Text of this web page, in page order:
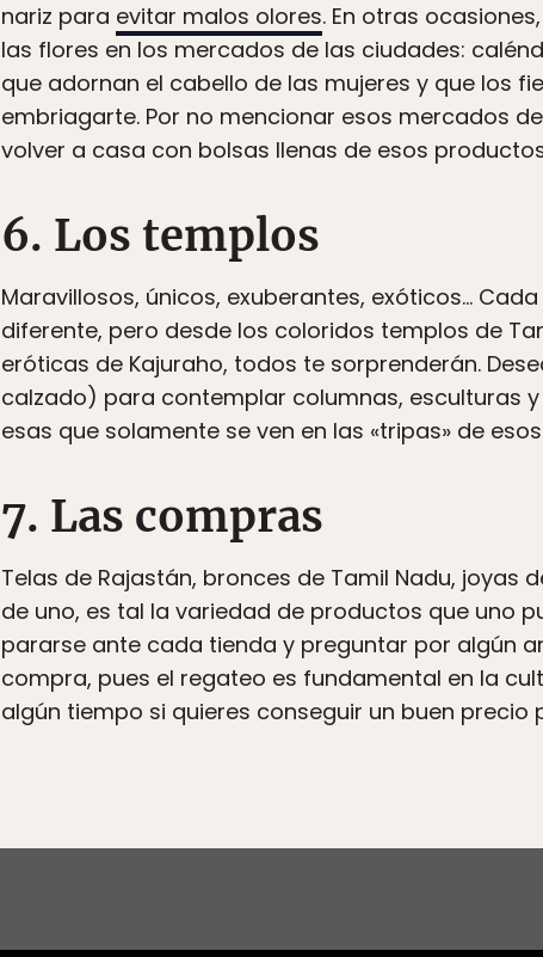
nariz para evitar malos olores. En otras
las flores en los mercados de las ciudades:
que adornan el cabello de las mujeres y que los
embriagarte. Por no mencionar esos mercados
volver a casa con bolsas llenas de esos
6. Los templos
Maravillosos, únicos, exuberantes, exóticos…
diferente, pero desde los coloridos templos de
eróticas de Kajuraho, todos te sorprenderán.
calzado) para contemplar columnas, esculturas
esas que solamente se ven en las «tripas» de
7. Las compras
Telas de Rajastán, bronces de Tamil Nadu, joyas
de uno, es tal la variedad de productos que uno
pararse ante cada tienda y preguntar por algún
compra, pues el regateo es fundamental en la
algún tiempo si quieres conseguir un buen